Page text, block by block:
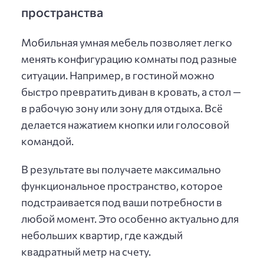
пространства
Мобильная умная мебель позволяет легко
менять конфигурацию комнаты под разные
ситуации. Например, в гостиной можно
быстро превратить диван в кровать, а стол —
в рабочую зону или зону для отдыха. Всё
делается нажатием кнопки или голосовой
командой.
В результате вы получаете максимально
функциональное пространство, которое
подстраивается под ваши потребности в
любой момент. Это особенно актуально для
небольших квартир, где каждый
квадратный метр на счету.